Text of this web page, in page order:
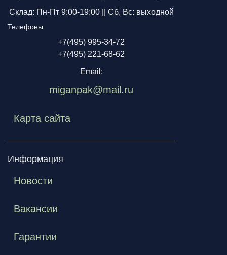
Склад: Пн-Пт 9:00-19:00 || Сб, Вс: выходной
Телефоны
+7(495) 995-34-72
+7(495) 221-68-62
Email:
miganpak@mail.ru
Карта сайта
Информация
Новости
Вакансии
Гарантии